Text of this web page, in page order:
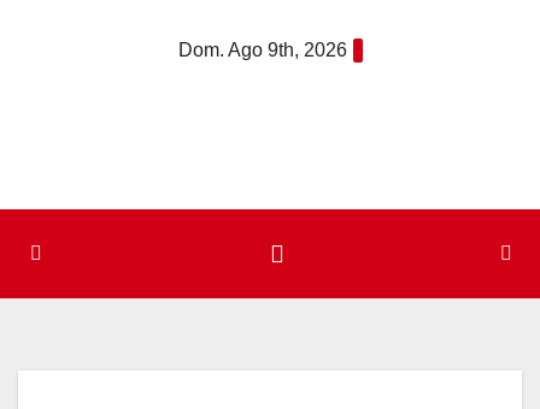
Dom. Ago 9th, 2026